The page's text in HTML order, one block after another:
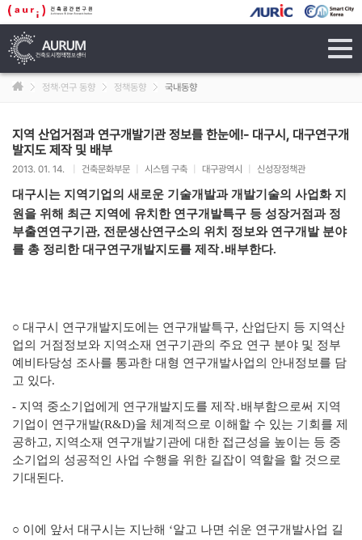
정책·연구 동향 정책동향 국내동향
지역 산업거점과 연구개발기관 정보를 한눈에!- 대구시, 대구연구개
발지도 제작 및 배부
2013. 01. 14. 건축문화부문 시스템 구축 대구광역시 신성장정책관
대구시는 지역기업의 새로운 기술개발과 개발기술의 사업화 지
원을 위해 최근 지역에 유치한 연구개발특구 등 성장거점과 정
부출연연구기관, 전문생산연구소의 위치 정보와 연구개발 분야
를 총 정리한 대구연구개발지도를 제작․배부한다.
○ 대구시 연구개발지도에는 연구개발특구, 산업단지 등 지역산
업의 거점정보와 지역소재 연구기관의 주요 연구 분야 및 정부
예비타당성 조사를 통과한 대형 연구개발사업의 안내정보를 담
고 있다.
- 지역 중소기업에게 연구개발지도를 제작․배부함으로써 지역
기업이
연구개발(R&D)을 체계적으로 이해할 수 있는 기회를 제
공하고, 지역소재 연구개발기관에 대한 접근성을 높이는 등 중
소기업의 성공적인
사업 수행을 위한 길잡이 역할을 할 것으로
기대된다.
○ 이에 앞서 대구시는 지난해 ‘알고 나면 쉬운 연구개발사업 길